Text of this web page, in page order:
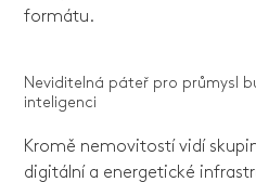
formátu.
Neviditelná páteř pro průmysl
inteligenci
Kromě nemovitostí vidí
digitální a energetické